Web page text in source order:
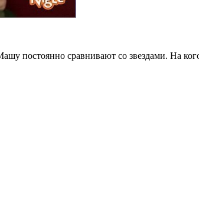
постоянно сравнивают со звездами. На